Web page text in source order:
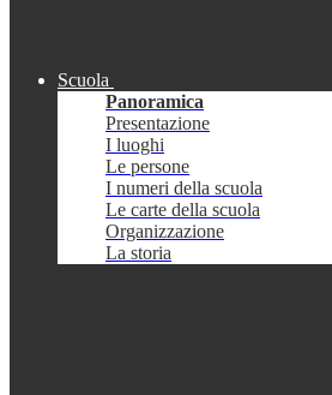
Scuola
Panoramica
Presentazione
I luoghi
Le persone
I numeri della scuola
Le carte della scuola
Organizzazione
La storia